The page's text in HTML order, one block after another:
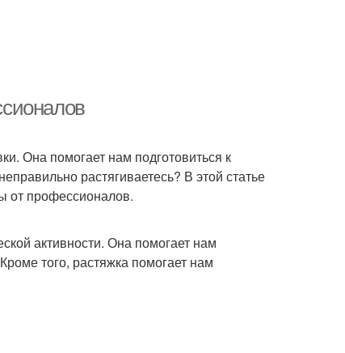
Она помогает нам подготовиться к
растягиваетесь? В этой статье
от профессионалов.
активности. Она помогает нам
того, растяжка помогает нам